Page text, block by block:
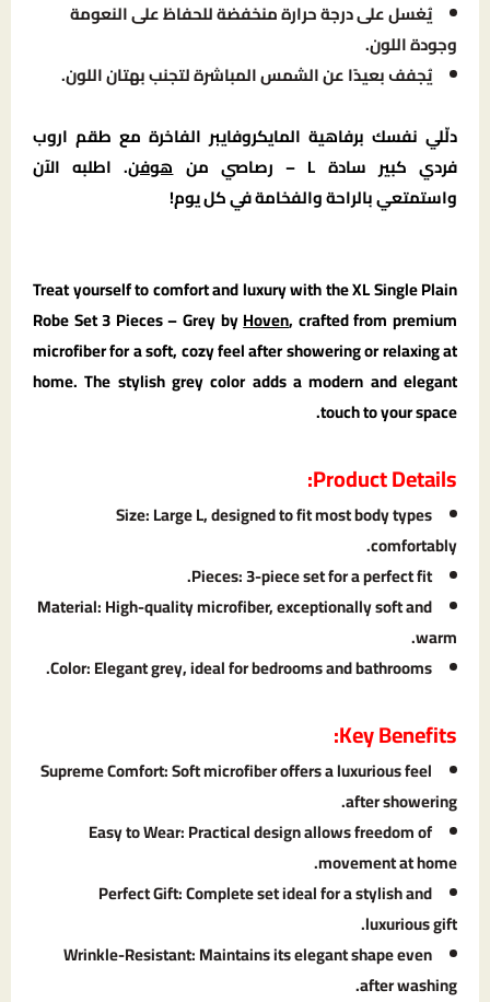
يُغسل على درجة حرارة منخفضة للحفاظ على النعومة
وجودة اللون.
يُجفف بعيدًا عن الشمس المباشرة لتجنب بهتان اللون.
دلّلي نفسك برفاهية المايكروفايبر الفاخرة مع طقم اروب
فردي كبير سادة L – رصاصي من
هوفن. اطلبه الآن
واستمتعي بالراحة والفخامة في كل يوم!
Treat yourself to comfort and luxury with the XL Single Plain
Robe Set 3 Pieces – Grey byHoven, crafted from premium
microfiber for a soft, cozy feel after showering or relaxing at
home. The stylish grey color adds a modern and elegant
touch to your space.
Product Details:
Size: Large L, designed to fit most body types
comfortably.
Pieces: 3-piece set for a perfect fit.
Material: High-quality microfiber, exceptionally soft and
warm.
Color: Elegant grey, ideal for bedrooms and bathrooms.
Key Benefits:
Supreme Comfort: Soft microfiber offers a luxurious feel
after showering.
Easy to Wear: Practical design allows freedom of
movement at home.
Perfect Gift: Complete set ideal for a stylish and
luxurious gift.
Wrinkle-Resistant: Maintains its elegant shape even
after washing.